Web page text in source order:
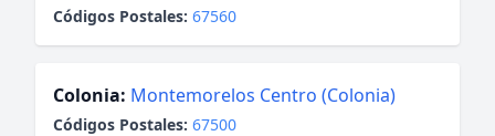
Códigos Postales: 67560
Colonia: Montemorelos Centro (Colonia)
Códigos Postales: 67500